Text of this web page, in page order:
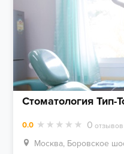
Стоматология Тип-
0.0 0 отзывов
Москва, Боровское